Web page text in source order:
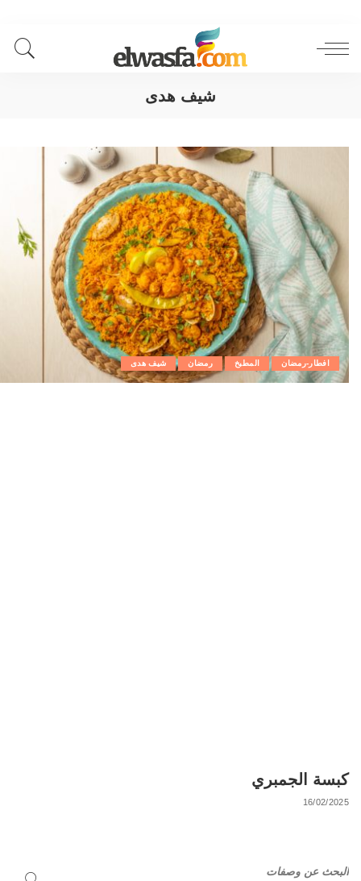
شيف هدى
افطار-رمضان المطبخ رمضان شيف هدى
كبسة الجمبري
16/02/2025
البحث عن وصفات